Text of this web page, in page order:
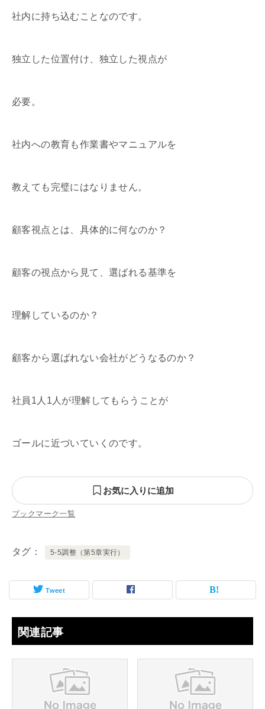
社内に持ち込むことなのです。
独立した位置付け、独立した視点が
必要。
社内への教育も作業書やマニュアルを
教えても完璧にはなりません。
顧客視点とは、具体的に何なのか？
顧客の視点から見て、選ばれる基準を
理解しているのか？
顧客から選ばれない会社がどうなるのか？
社員1人1人が理解してもらうことが
ゴールに近づいていくのです。
お気に入りに追加
ブックマーク一覧
タグ 5-5調整（第5章実行）
Tweet
関連記事